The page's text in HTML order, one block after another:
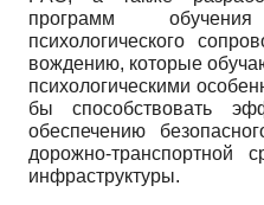
программ
психологического
вождению, которые
психологическими
бы способствовать
обеспечению
дорожно-транспортной
инфраструктуры.